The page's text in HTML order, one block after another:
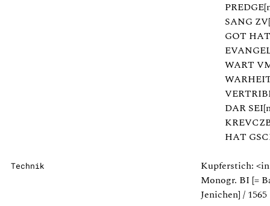
SANG
GOT
WART
DAR
HAT
Technik
Kupferstich:
Monogr. BI [=
Jenichen] / 1565